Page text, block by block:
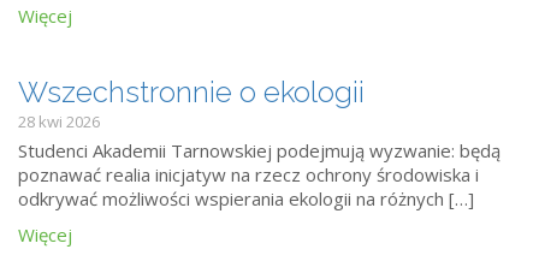
Więcej
Wszechstronnie o ekologii
28 kwi 2026
Studenci Akademii Tarnowskiej podejmują wyzwanie: będą
poznawać realia inicjatyw na rzecz ochrony środowiska i
odkrywać możliwości wspierania ekologii na różnych […]
Więcej